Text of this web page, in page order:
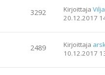
3292 Kirjoittaja
20.12.2017
2489 Kirjoittaja
10.12.2017